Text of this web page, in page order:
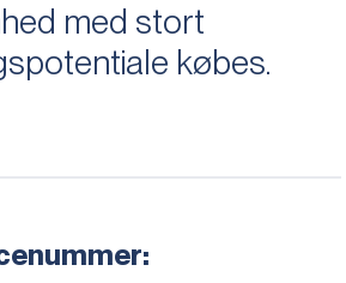
med stort
købes.